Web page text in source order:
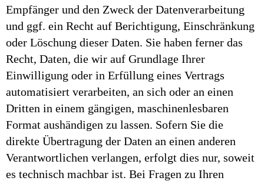
Empfänger und den Zweck der Datenverarbeitung
und ggf. ein Recht auf Berichtigung, Einschränkung
oder Löschung dieser Daten. Sie haben ferner das
Recht, Daten, die wir auf Grundlage Ihrer
Einwilligung oder in Erfüllung eines Vertrags
automatisiert verarbeiten, an sich oder an einen
Dritten in einem gängigen, maschinenlesbaren
Format aushändigen zu lassen. Sofern Sie die
direkte Übertragung der Daten an einen anderen
Verantwortlichen verlangen, erfolgt dies nur, soweit
es technisch machbar ist. Bei Fragen zu Ihren